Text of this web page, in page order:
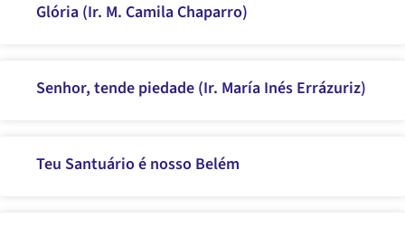
Glória (Ir. M. Camila Chaparro)
Senhor, tende piedade (Ir. María Inés Errázuriz)
Teu Santuário é nosso Belém